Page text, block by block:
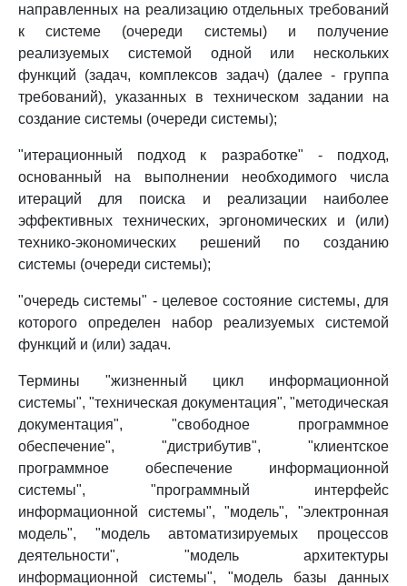
направленных на реализацию отдельных требований
к системе (очереди системы) и получение
реализуемых системой одной или нескольких
функций (задач, комплексов задач) (далее - группа
требований), указанных в техническом задании на
создание системы (очереди системы);
"итерационный подход к разработке" - подход,
основанный на выполнении необходимого числа
итераций для поиска и реализации наиболее
эффективных технических, эргономических и (или)
технико-экономических решений по созданию
системы (очереди системы);
"очередь системы" - целевое состояние системы, для
которого определен набор реализуемых системой
функций и (или) задач.
Термины "жизненный цикл информационной
системы", "техническая документация", "методическая
документация", "свободное программное
обеспечение", "дистрибутив", "клиентское
программное обеспечение информационной
системы", "программный интерфейс
информационной системы", "модель", "электронная
модель", "модель автоматизируемых процессов
деятельности", "модель архитектуры
информационной системы", "модель базы данных